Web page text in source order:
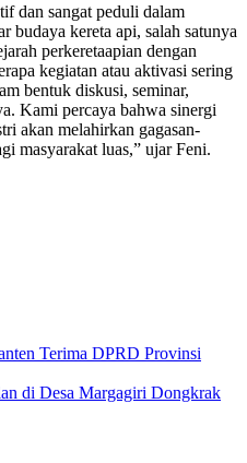
dan sangat peduli dalam
budaya kereta api, salah satunya
perkeretaapian dengan
kegiatan atau aktivasi sering
bentuk diskusi, seminar,
Kami percaya bahwa sinergi
akan melahirkan gagasan-
masyarakat luas,” ujar Feni.
Terima DPRD Provinsi
di Desa Margagiri Dongkrak